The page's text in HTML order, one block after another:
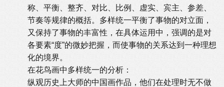
称、平衡、整齐、对比、比例、虚实、宾主、参差、
节奏等规律的概括。多样统一平衡了事物的对立面，
又保持了事物的丰富性，在具体运用中，强调的是对
各要素“度”的微妙把握，而使事物的关系达到一种理想
化的境界。
在花鸟画中多样统一的分析：
纵观历史上大师的中国画作品，他们在处理时无不做